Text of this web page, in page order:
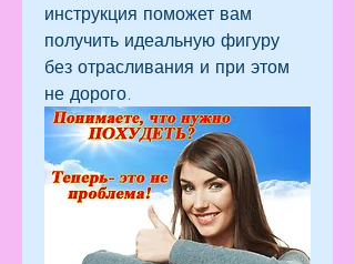
инструкция поможет вам
получить идеальную фигуру
без отрасливания и при этом
не дорого.